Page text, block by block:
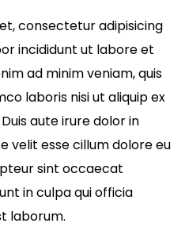
consectetur adipisicing
incididunt ut labore et
ad minim veniam, quis
laboris nisi ut aliquip ex
aute irure dolor in
velit esse cillum dolore eu
sint occaecat
in culpa qui officia
laborum.